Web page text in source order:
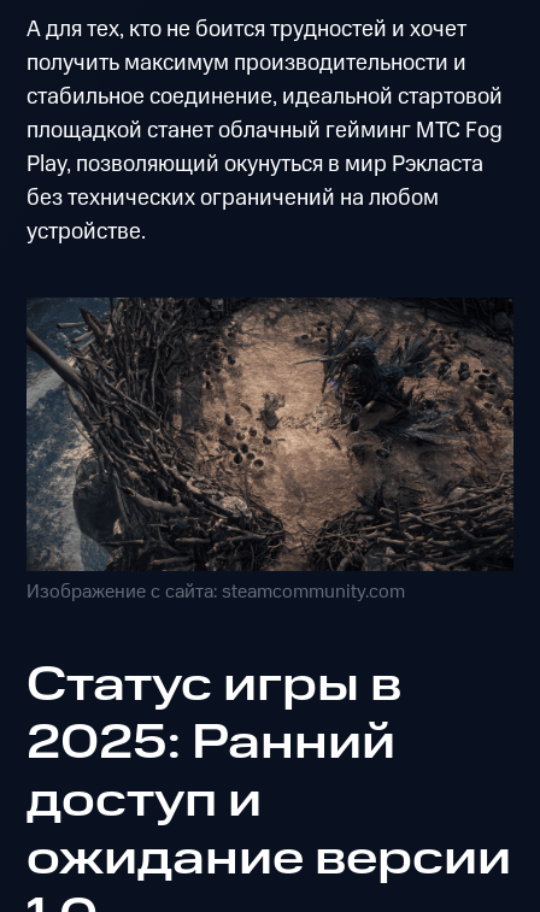
А для тех, кто не боится трудностей и хочет
получить максимум производительности и
стабильное соединение, идеальной стартовой
площадкой станет облачный гейминг MTC Fog
Play, позволяющий окунуться в мир Рэкласта
без технических ограничений на любом
устройстве.
Изображение с сайта: steamcommunity.com
Статус игры в
2025: Ранний
доступ и
ожидание версии